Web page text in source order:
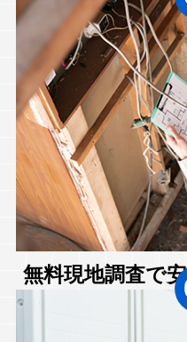
無料現地調査で